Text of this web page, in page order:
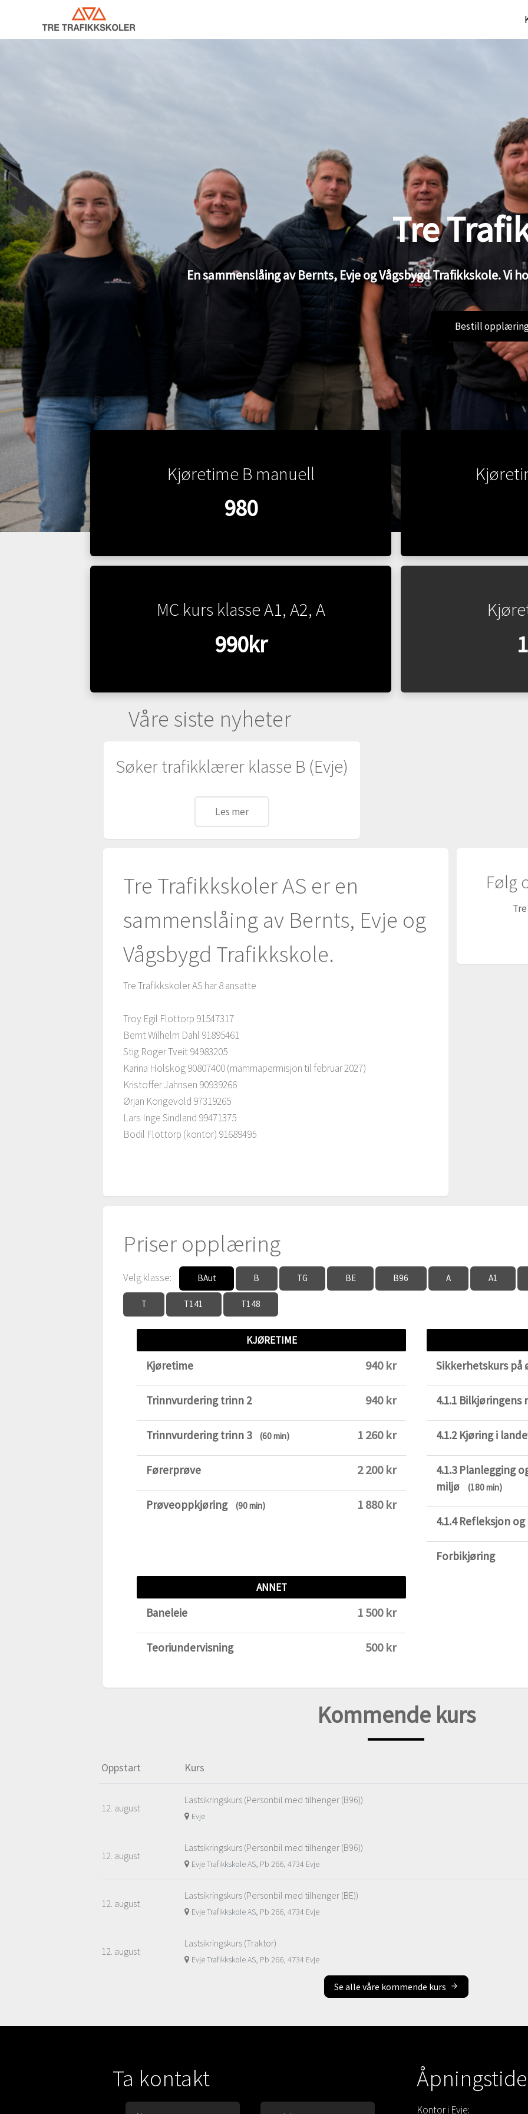
Tre
En sammenslåing av Bernts, Evje og Vågsbygd Trafikkskole. Vi
Bestill
Kjøretime B manuell
980
MC kurs klasse A1, A2, A
990kr
Våre siste nyheter
Søker trafikklærer klasse B (Evje)
Les mer
Tre Trafikkskoler AS er en
sammenslåing av Bernts, Evje og
Vågsbygd Trafikkskole.
Tre Trafikkskoler AS har 8 ansatte
Troy Egil Flottorp 91547317
Bernt Wilhelm Dahl 91895461
Stig Roger Tveit 94983205
Karina Holskog 90807400 (mammapermisjon til februar 2027)
Kristoffer Jahnsen 90939266
Ørjan Kongevold 97319265
Lars Inge Sindland 99471375
Bodil Flottorp (kontor) 91689495
Følg
Priser opplæring
Velg klasse: BAut B TG BE B96 A A1
T T141 T148
KJØRETIME
Kjøretime 940 kr
Trinnvurdering trinn 2 940 kr
Trinnvurdering trinn 3 (60 min) 1 260 kr
Førerprøve 2 200 kr
Prøveoppkjøring (90 min) 1 880 kr
Sikkerhetskurs på
4.1.1 Bilkjøringens
4.1.2 Kjøring i
4.1.3 Planlegging
miljø
(180 min)
4.1.4 Refleksjon
Forbikjøring
ANNET
Baneleie 1 500 kr
Teoriundervisning 500 kr
Kommende kurs
Oppstart Kurs
12. august
Lastsikringskurs (Personbil med tilhenger (B96))
Evje
12. august
Lastsikringskurs (Personbil med tilhenger (B96))
Evje Trafikkskole AS, Pb 266, 4734 Evje
12. august
Lastsikringskurs (Personbil med tilhenger (BE))
Evje Trafikkskole AS, Pb 266, 4734 Evje
12. august
Lastsikringskurs (Traktor)
Evje Trafikkskole AS, Pb 266, 4734 Evje
Se alle våre kommende kurs
Ta kontakt
Kontor i Evje: